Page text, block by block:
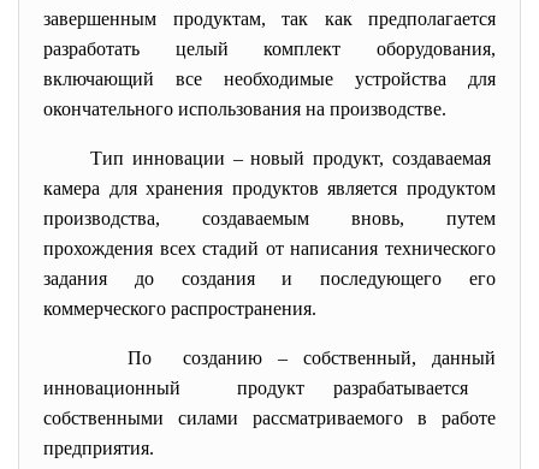
завершенным продуктам, так как предполагается
разработать целый комплект оборудования,
включающий все необходимые устройства для
окончательного использования на производстве.
Тип инновации – новый продукт, создаваемая
камера для хранения продуктов является продуктом
производства, создаваемым вновь, путем
прохождения всех стадий от написания технического
задания до создания и последующего его
коммерческого распространения.
По созданию – собственный, данный
инновационный продукт разрабатывается
собственными силами рассматриваемого в работе
предприятия.